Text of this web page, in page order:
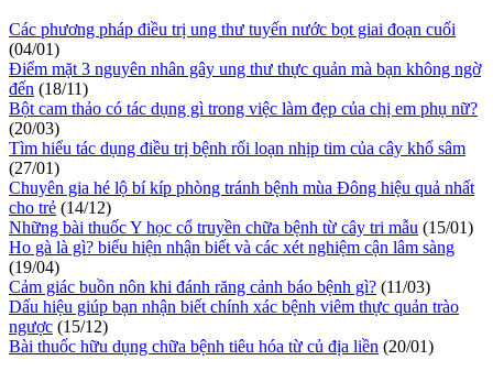
Các phương pháp điều trị ung thư tuyến nước bọt giai đoạn cuối
(04/01)
Điểm mặt 3 nguyên nhân gây ung thư thực quản mà bạn không ngờ
đến (18/11)
Bột cam thảo có tác dụng gì trong việc làm đẹp của chị em phụ nữ?
(20/03)
Tìm hiểu tác dụng điều trị bệnh rối loạn nhịp tim của cây khổ sâm
(27/01)
Chuyên gia hé lộ bí kíp phòng tránh bệnh mùa Đông hiệu quả nhất
cho trẻ (14/12)
Những bài thuốc Y học cổ truyền chữa bệnh từ cây tri mẫu (15/01)
Ho gà là gì? biểu hiện nhận biết và các xét nghiệm cận lâm sàng
(19/04)
Cảm giác buồn nôn khi đánh răng cảnh báo bệnh gì? (11/03)
Dấu hiệu giúp bạn nhận biết chính xác bệnh viêm thực quản trào
ngược (15/12)
Bài thuốc hữu dụng chữa bệnh tiêu hóa từ củ địa liền (20/01)